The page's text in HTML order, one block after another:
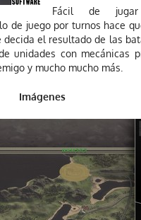
Fácil de
de juego por turnos hace
el resultado de las
unidades con mecánicas
y mucho mucho más.
Imágenes